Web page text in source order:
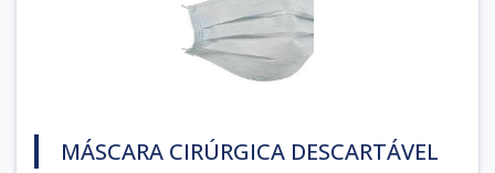
MÁSCARA CIRÚRGICA DESCARTÁVEL